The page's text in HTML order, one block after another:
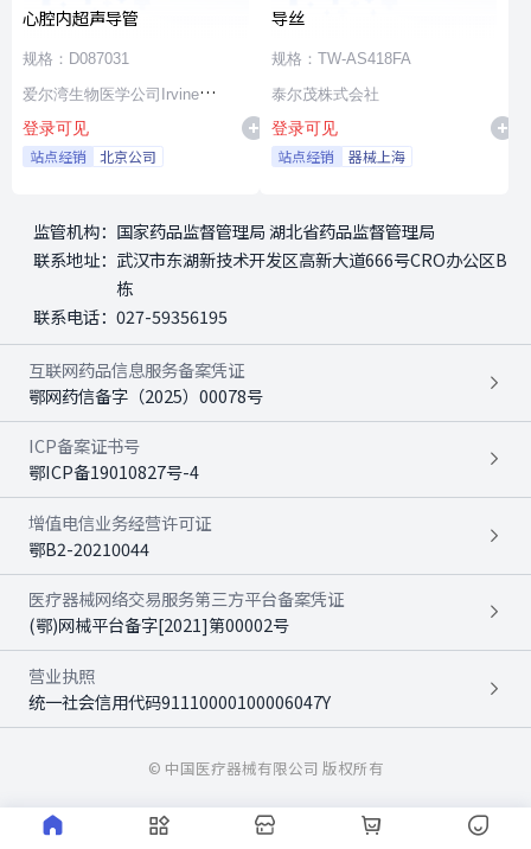
心腔内超声导管
规格：D087031
爱尔湾生物医学公司Irvine
Biomedical,Inc. a St. Jude
Medical Company
登录可见
站点经销 北京公司
导丝
规格：TW-AS418FA
泰尔茂株式会社
登录可见
站点经销 器械上海
监管机构： 国家药品监督管理局 湖北省药品监督管理局
联系地址： 武汉市东湖新技术开发区高新大道666号CRO办公区B
栋
联系电话： 027-59356195
互联网药品信息服务备案凭证
鄂网药信备字（2025）00078号
ICP备案证书号
鄂ICP备19010827号-4
增值电信业务经营许可证
鄂B2-20210044
医疗器械网络交易服务第三方平台备案凭证
(鄂)网械平台备字[2021]第00002号
营业执照
统一社会信用代码91110000100006047Y
© 中国医疗器械有限公司 版权所有